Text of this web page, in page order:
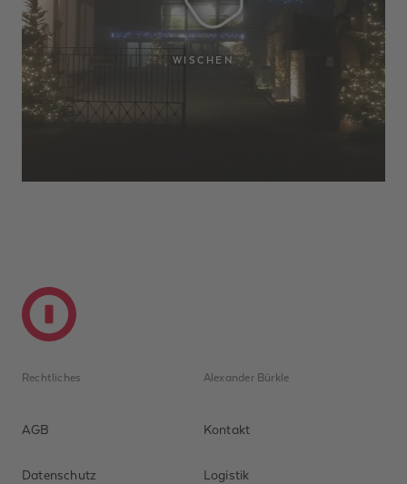
WISCHEN
Rechtliches
AGB
Datenschutz
Alexander Bürkle
Kontakt
Logistik